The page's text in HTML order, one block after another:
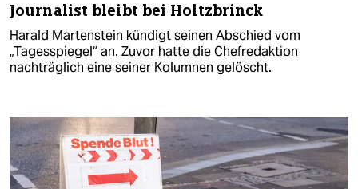
Journalist bleibt bei Holtzbrinck
Harald Martenstein kündigt seinen Abschied vom
„Tagesspiegel“ an. Zuvor hatte die Chefredaktion
nachträglich eine seiner Kolumnen gelöscht.